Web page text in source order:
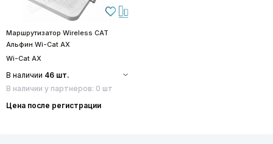
Маршрутизатор Wireless CAT
Альфин Wi-Cat AX
Wi-Cat AX
В наличии 46 шт.
В наличии у партнеров: 0 шт
Цена после регистрации